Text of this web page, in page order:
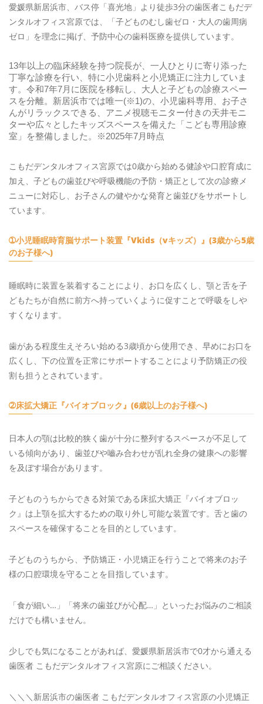
愛媛県新居浜市、バス停「喜光地」より徒歩3分の歯医者こもだデ
ンタルオフィス宮原では、「子どものむし歯ゼロ・大人の歯周病
ゼロ」を理念に掲げ、予防中心の歯科医療を提供しています。
13年以上の臨床経験を持つ院長が、一人ひとりに寄り添った
丁寧な診療を行い、特に小児歯科と小児矯正に注力していま
す。令和7年7月に医院を移転し、大人と子どもの診療スペー
スを分離。新居浜市では唯一(※1)の、小児歯科専用、お子さ
んがリラックスできる、アニメ視聴モニター付きの天井モニ
ターや広々としたキッズスペースを備えた「こども専用診療
室」を整備しました。※2025年7月時点
こもだデンタルオフィス宮原では0歳から始める健診や口腔育成に
加え、子どもの歯並びや呼吸機能の予防・矯正として次の診療メ
ニューに対応し、お子さんの健やかな発育と歯並びをサポートし
ています。
➀小児睡眠時育脳サポート装置『Vkids（vキッズ）』(3歳から5歳
のお子様へ)
睡眠時に装置を装着することにより、お口を広くし、顎と舌を子
どもたちが自然に前方へ持っていくように促すことで呼吸をしや
すくなります。
歯がある程度生えそろい始める3歳頃から使用でき、早めにお口を
広くし、下の位置を正常にサポートすることにより予防矯正の役
割も担うとされています。
➁床拡大矯正『バイオブロック』(6歳以上のお子様へ)
日本人の顎は比較的狭く歯が十分に整列するスペースが不足して
いる傾向があり、歯並びや嚙み合わせが乱れ全身の健康への影響
を及ぼす場合があります。
子どものうちからできる対策である床拡大矯正『バイオブロッ
ク』は上顎を拡大するための取り外し可能な装置です。舌と歯の
スペースを確保することを目的としています。
子どものうちから、予防矯正・小児矯正を行うことで将来のお子
様の口腔環境を守ることを目指しています。
「食が細い…」「将来の歯並びが心配…」といったお悩みのご相談
だけでも構いません。
少しでも気になることがあれば、愛媛県新居浜市で0才から通える
歯医者 こもだデンタルオフィス宮原にご相談ください。
＼＼＼新居浜市の歯医者 こもだデンタルオフィス宮原の小児矯正